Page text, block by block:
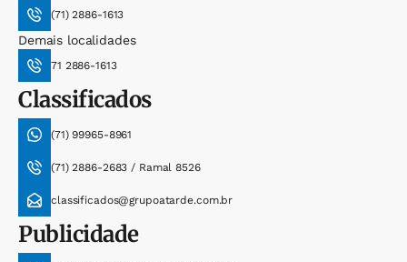
(71) 2886-1613
Demais localidades
71 2886-1613
Classificados
(71) 99965-8961
(71) 2886-2683 / Ramal 8526
classificados@grupoatarde.com.br
Publicidade